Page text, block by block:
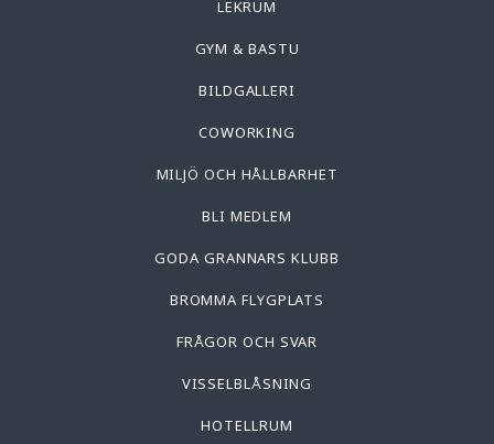
LEKRUM
GYM & BASTU
BILDGALLERI
COWORKING
MILJÖ OCH HÅLLBARHET
BLI MEDLEM
GODA GRANNARS KLUBB
BROMMA FLYGPLATS
FRÅGOR OCH SVAR
VISSELBLÅSNING
HOTELLRUM